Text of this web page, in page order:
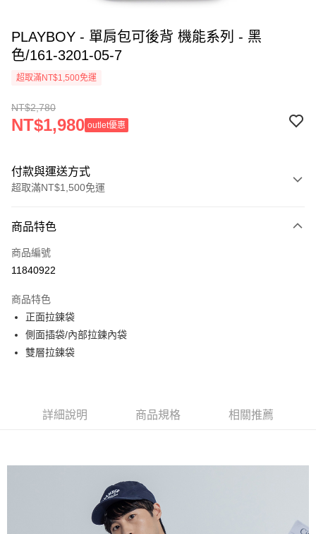
PLAYBOY - 單肩包可後背 機能系列 - 黑
色/161-3201-05-7
超取滿NT$1,500免運
NT$2,780
NT$1,980 outlet優惠
付款與運送方式
超取滿NT$1,500免運
信用卡一次付款
超商取貨付款
Apple Pay
街口支付
相關說明
流程，驗證手機門號後，選擇欲分期的期數、繳款截止日，確認付款後即完
3.實際核准額度、可分期數及費用金額請依後續交易確認頁面所載為準。
4.訂單成立30分鐘內，如未前往確認交易或遇審核未通過，訂單將自動取
消。如遇「轉專審核」未通過狀況，表示未達大哥付你分期系統評分，恕無
AFTEE先享後付是「在收到商品之後才付款」的支付方式。 讓您購物簡單
１．簡單：不需註冊會員、不需綁卡、不需儲值。
２．便利：只要手機號碼，簡訊認證，即可結帳。
商品特色
商品編號
11840922
商品特色
正面拉鍊袋
側面插袋/內部拉鍊內袋
雙層拉鍊袋
詳細說明 商品規格 相關推薦